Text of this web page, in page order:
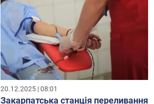
20.12.2025 | 08:01
Закарпатська станція переливання